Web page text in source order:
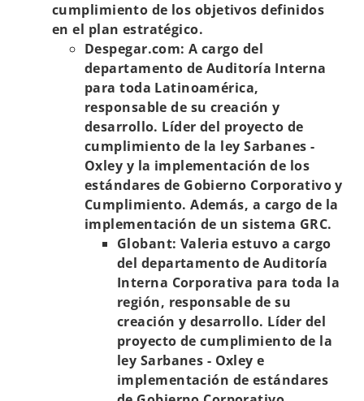
cumplimiento de los objetivos definidos
en el plan estratégico.
Despegar.com: A cargo del
departamento de Auditoría Interna
para toda Latinoamérica,
responsable de su creación y
desarrollo. Líder del proyecto de
cumplimiento de la ley Sarbanes -
Oxley y la implementación de los
estándares de Gobierno Corporativo y
Cumplimiento. Además, a cargo de la
implementación de un sistema GRC.
Globant: Valeria estuvo a cargo
del departamento de Auditoría
Interna Corporativa para toda la
región, responsable de su
creación y desarrollo. Líder del
proyecto de cumplimiento de la
ley Sarbanes - Oxley e
implementación de estándares